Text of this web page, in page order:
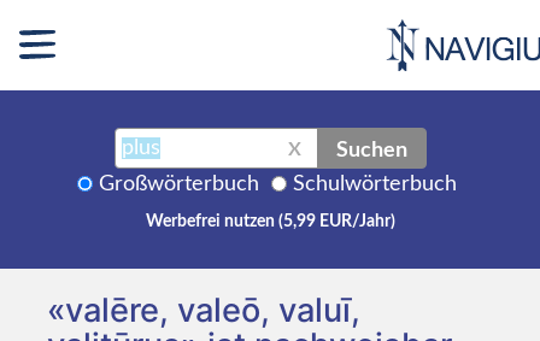
X Suchen
Großwörterbuch Schulwörterbuch
Werbefrei nutzen (5,99 EUR/Jahr)
«valēre, valeō, valuī,